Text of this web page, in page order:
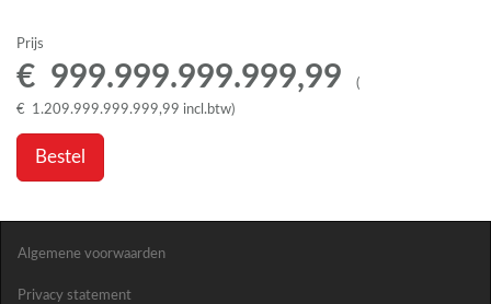
Prijs
€ 999.999.999.999,99
(
€
1.209.999.999.999,99 incl.btw)
Bestel
Algemene voorwaarden
Privacy statement